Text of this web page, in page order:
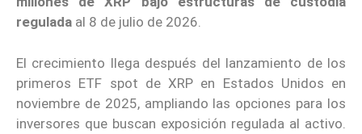
regulada al 8 de julio de 2026.
El crecimiento llega después del lanzamiento de los
primeros ETF spot de XRP en Estados Unidos en
noviembre de 2025, ampliando las opciones para los
inversores que buscan exposición regulada al activo.